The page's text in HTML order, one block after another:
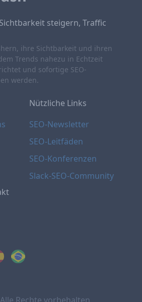
steigern, Traffic
ihre Sichtbarkeit und ihren
Trends nahezu in Echtzeit
und sofortige SEO-
werden.
Nützliche Links
SEO-Newsletter
SEO-Leitfäden
SEO-Konferenzen
Slack-SEO-Community